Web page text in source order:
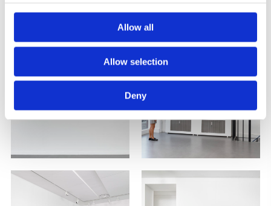
Allow all
Allow selection
Deny